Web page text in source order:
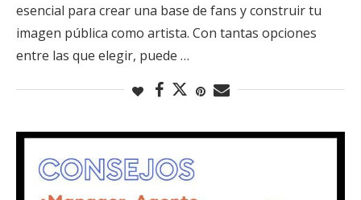
esencial para crear una base de fans y construir tu
imagen pública como artista. Con tantas opciones
entre las que elegir, puede …